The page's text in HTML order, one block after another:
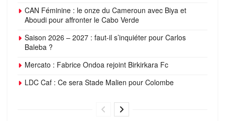
CAN Féminine : le onze du Cameroun avec Biya et
Aboudi pour affronter le Cabo Verde
Saison 2026 – 2027 : faut-il s’inquiéter pour Carlos
Baleba ?
Mercato : Fabrice Ondoa rejoint Birkirkara Fc
LDC Caf : Ce sera Stade Malien pour Colombe